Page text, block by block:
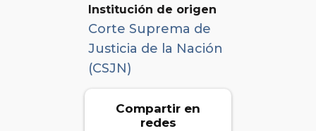
Institución de origen
Corte Suprema de
Justicia de la Nación
(CSJN)
Compartir en
redes